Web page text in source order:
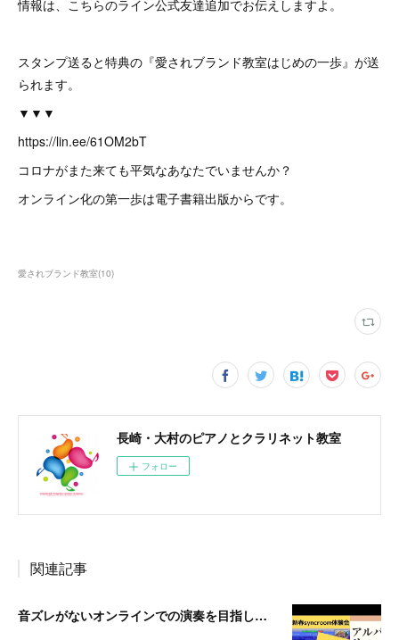
情報は、こちらのライン公式友達追加でお伝えしますよ。
スタンプ送ると特典の『愛されブランド教室はじめの一歩』が送
られます。
▼▼▼
https://lin.ee/61OM2bT
コロナがまた来ても平気なあなたでいませんか？
オンライン化の第一歩は電子書籍出版からです。
愛されブランド教室(10)
長崎・大村のピアノとクラリネット教室
フォロー
関連記事
音ズレがないオンラインでの演奏を目指して実験中！